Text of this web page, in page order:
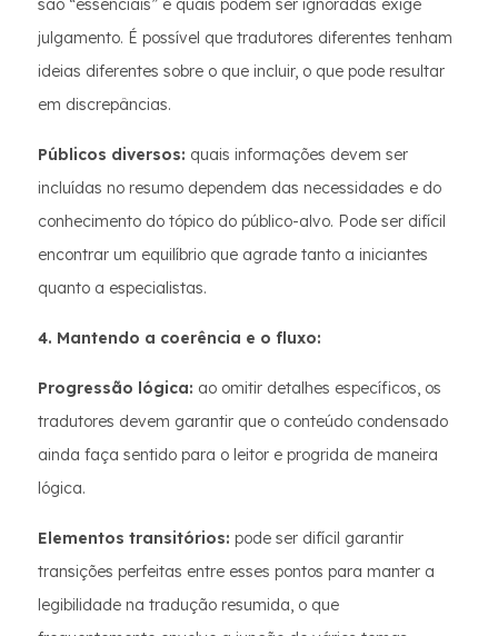
são “essenciais” e quais podem ser ignoradas exige
julgamento. É possível que tradutores diferentes tenham
ideias diferentes sobre o que incluir, o que pode resultar
em discrepâncias.
Públicos diversos: quais informações devem ser
incluídas no resumo dependem das necessidades e do
conhecimento do tópico do público-alvo. Pode ser difícil
encontrar um equilíbrio que agrade tanto a iniciantes
quanto a especialistas.
4. Mantendo a coerência e o fluxo:
Progressão lógica: ao omitir detalhes específicos, os
tradutores devem garantir que o conteúdo condensado
ainda faça sentido para o leitor e progrida de maneira
lógica.
Elementos transitórios: pode ser difícil garantir
transições perfeitas entre esses pontos para manter a
legibilidade na tradução resumida, o que